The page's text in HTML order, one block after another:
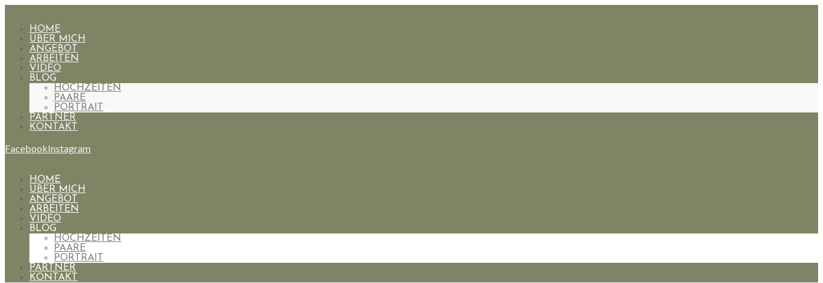
HOME
ÜBER MICH
ANGEBOT
ARBEITEN
VIDEO
BLOG
HOCHZEITEN
PAARE
PORTRAIT
PARTNER
KONTAKT
FacebookInstagram
HOME
ÜBER MICH
ANGEBOT
ARBEITEN
VIDEO
BLOG
HOCHZEITEN
PAARE
PORTRAIT
PARTNER
KONTAKT